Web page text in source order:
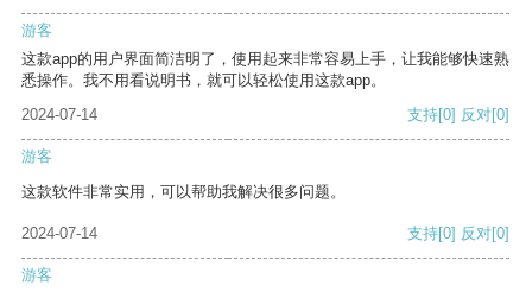
游客
这款app的用户界面简洁明了，使用起来非常容易上手，让我能够快速熟
悉操作。我不用看说明书，就可以轻松使用这款app。
2024-07-14
支持[0] 反对[0]
游客
这款软件非常实用，可以帮助我解决很多问题。
2024-07-14 支持[0] 反对[0]
游客